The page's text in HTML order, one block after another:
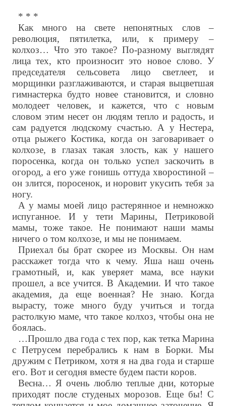
* * *
Как много на свете непонятных слов –
революция, пятилетка, или, к примеру –
колхоз… Что это такое? По-разному выглядят
лица тех, кто произносит это новое слово. У
председателя сельсовета лицо светлеет, и
морщинки разглаживаются, и старая выцветшая
гимнастерка будто новее становится, и словно
молодеет человек, и кажется, что с новым
словом этим несет он людям тепло и радость, и
сам радуется людскому счастью. А у Нестера,
отца рыжего Костика, когда он заговаривает о
колхозе, в глазах такая злость, как у нашего
поросенка, когда он только успел заскочить в
огород, а его уже гонишь оттуда хворостиной –
он злится, поросенок, и норовит укусить тебя за
ногу.
А у мамы моей лицо растерянное и немножко
испуганное. И у тети Марины, Петриковой
мамы, тоже такое. Не понимают наши мамы
ничего о том колхозе, и мы не понимаем.
Приехал бы брат скорее из Москвы. Он нам
расскажет тогда что к чему. Яша наш очень
грамотный, и, как уверяет мама, все науки
прошел, а все учится. В Академии. И что такое
академия, да еще военная? Не знаю. Когда
вырасту, тоже много буду учиться и тогда
растолкую маме, что такое колхоз, чтобы она не
боялась.
…Прошло два года с тех пор, как тетка Марина
с Петрусем перебрались к нам в Борки. Мы
дружим с Петриком, хотя я на два года и старше
его. Вот и сегодня вместе будем пасти коров.
Весна… Я очень люблю теплые дни, которые
приходят после студеных морозов. Еще бы! С